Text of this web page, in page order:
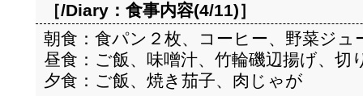
［/Diary： 食事内容(4/11)］
朝食：食パン２枚、コーヒー、野菜ジュ
昼食：ご飯、味噌汁、竹輪磯辺揚げ、切
夕食：ご飯、焼き茄子、肉じゃが